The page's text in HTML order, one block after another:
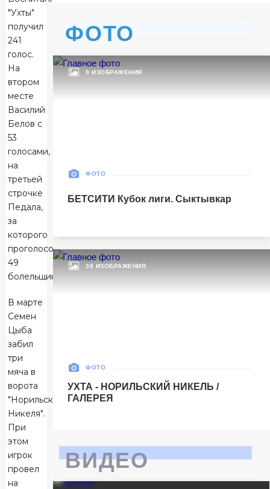
"Ухты"
получил
241
голос.
На
втором
месте
Василий
Белов с
53
голосами,
на
третьей
строчке
Педала,
за
которого
проголосовали
49
болельщиков.
В марте
Семен
Цыба
забил
три
мяча в
ворота
"Норильского
Никеля".
При
этом
игрок
провел
на
29 Мая 2026 , 19:30 (МСК)
УСК «Ухта». Ухта
Ухта
Ухта 7
30 Мая 2026
5
1
БЕТСИТИ Суперлига, Финал
«Центральный». Тюмень
Ухта
Ухта 6
ФОТО
0 ИЗОБРАЖЕНИЯ
ФОТО
БЕТСИТИ Кубок лиги. Сыктывкар
38 ИЗОБРАЖЕНИЯ
ФОТО
УХТА - НОРИЛЬСКИЙ НИКЕЛЬ /
ГАЛЕРЕЯ
ВИДЕО